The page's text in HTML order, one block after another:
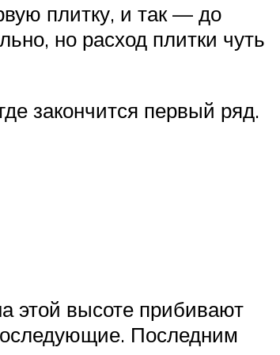
плитку, и так — до
но расход плитки чуть
закончится первый ряд.
этой высоте прибивают
Последним